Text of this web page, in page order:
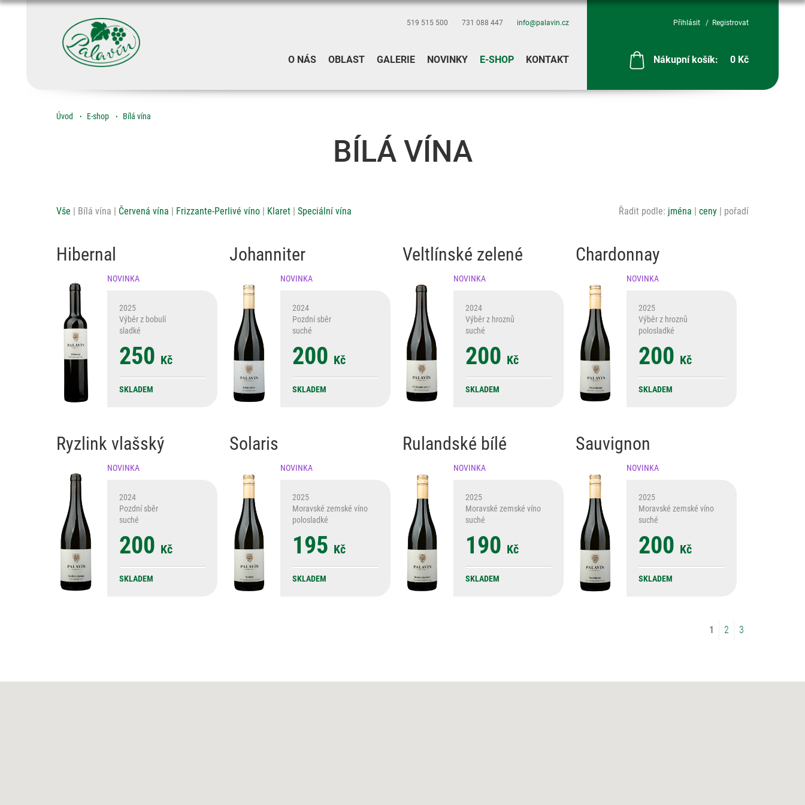
519 515 500 731 088 447 info@palavin.cz
O NÁS OBLAST GALERIE NOVINKY E-SHOP KONTAKT
Přihlásit Registrovat
Nákupní košík: 0 Kč
Úvod E-shop Bílá vína
BÍLÁ VÍNA
Vše Bílá vína Červená vína Frizzante-Perlivé víno Klaret Speciální vína Řadit podle: jména ceny pořadí
Hibernal
NOVINKA
2025
Výběr z bobulí
sladké
250 Kč
SKLADEM
Johanniter
NOVINKA
2024
Pozdní sběr
suché
200 Kč
SKLADEM
Veltlínské zelené
NOVINKA
2024
Výběr z hroznů
suché
200 Kč
SKLADEM
Chardonnay
NOVINKA
2025
Výběr z hroznů
polosladké
200 Kč
SKLADEM
Ryzlink vlašský
NOVINKA
2024
Pozdní sběr
suché
200 Kč
SKLADEM
Solaris
NOVINKA
2025
Moravské zemské víno
polosladké
195 Kč
SKLADEM
Rulandské bílé
NOVINKA
2025
Moravské zemské víno
suché
190 Kč
SKLADEM
Sauvignon
NOVINKA
2025
Moravské zemské víno
suché
200 Kč
SKLADEM
1 2 3